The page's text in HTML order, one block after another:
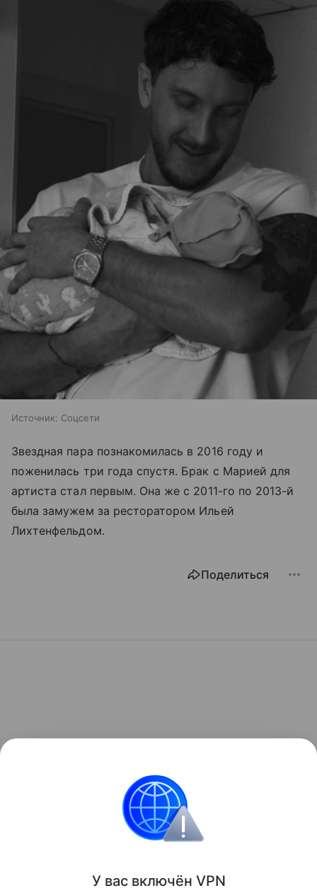
Источник: Соцсети
Звездная пара познакомилась в 2016 году и
поженилась три года спустя. Брак с Марией для
артиста стал первым. Она же с 2011-го по 2013-й
была замужем за ресторатором Ильей
Лихтенфельдом.
Поделиться
У вас включён VPN